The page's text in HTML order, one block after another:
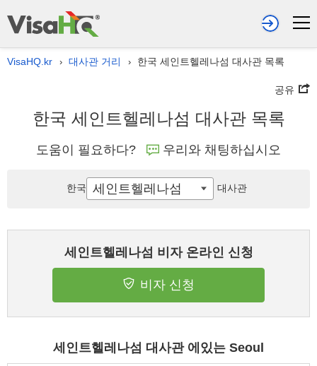
VisaHQ.kr › 대사관 거리 › 한국 세인트헬레나섬 대사관 목록
공유
한국 세인트헬레나섬 대사관 목록
도움이 필요하다? 우리와 채팅하십시오
세인트헬레나섬 비자 온라인 신청
비자 신청
세인트헬레나섬 대사관 에있는 Seoul
한국 세인트헬레나섬 대사관